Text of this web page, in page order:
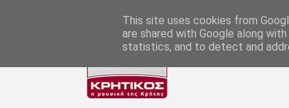
This site uses cookies from
are shared with Google along
statistics, and to detect and